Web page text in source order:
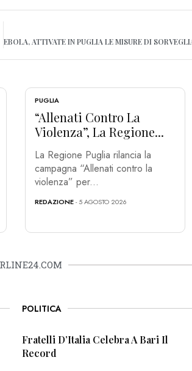
PUGLIA
“Allenati Contro La
Violenza”, La Regione...
La Regione Puglia rilancia la
campagna “Allenati contro la
violenza” per...
REDAZIONE- 5 AGOSTO 2026
POLITICA
Fratelli D’Italia Celebra A Bari Il
Record